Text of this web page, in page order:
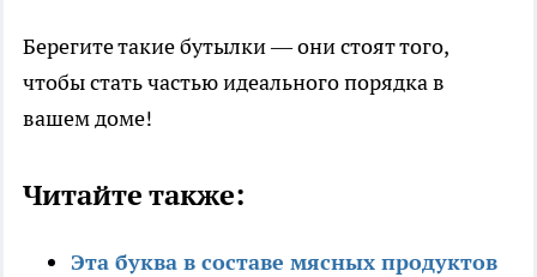
Берегите такие бутылки — они стоят того,
чтобы стать частью идеального порядка в
вашем доме!
Читайте также:
Эта буква в составе мясных продуктов